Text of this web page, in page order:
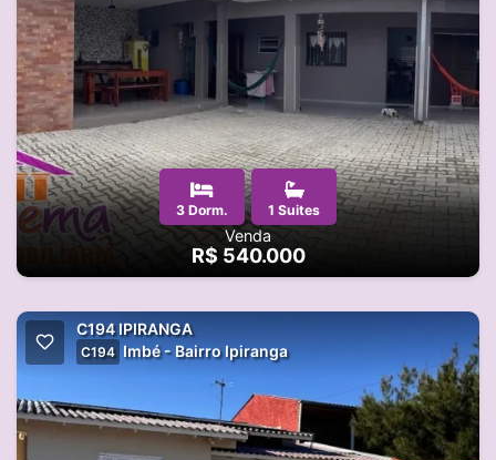
3 Dorm. 1 Suites
Venda
R$ 540.000
C194 IPIRANGA
C194 Imbé - Bairro Ipiranga